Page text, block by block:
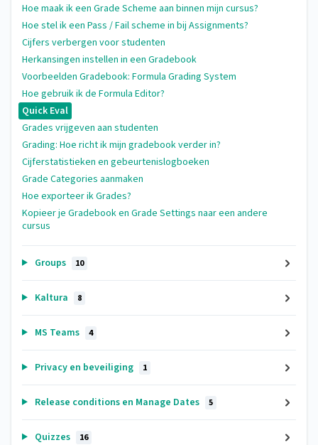
Hoe maak ik een Grade Scheme aan binnen mijn cursus?
Hoe stel ik een Pass / Fail scheme in bij Assignments?
Cijfers verbergen voor studenten
Herkansingen instellen in een Gradebook
Voorbeelden Gradebook: Formula Grading System
Hoe gebruik ik de Formula Editor?
Quick Eval
Grades vrijgeven aan studenten
Grading: Hoe richt ik mijn gradebook verder in?
Cijferstatistieken en gebeurtenislogboeken
Grade Categories aanmaken
Hoe exporteer ik Grades?
Kopieer je Gradebook en Grade Settings naar een andere
cursus
Groups 10
Kaltura 8
MS Teams 4
Privacy en beveiliging 1
Release conditions en Manage Dates 5
Quizzes 16